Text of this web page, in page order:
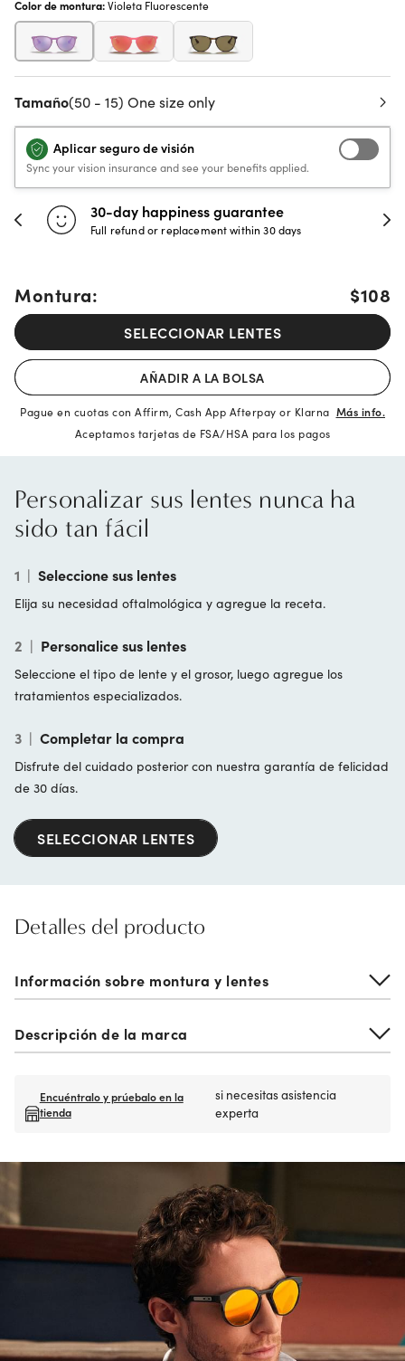
Color de montura:Violeta Fluorescente
Tamaño(50 - 15) One size only
Aplicar seguro de visión
Sync your vision insurance and see your benefits applied.
30-day happiness guarantee
Full refund or replacement within 30 days
Montura: $108
SELECCIONAR LENTES
AÑADIR A LA BOLSA
Pague en cuotas con Affirm, Cash App Afterpay or Klarna Más info.
Aceptamos tarjetas de FSA/HSA para los pagos
Personalizar sus lentes nunca ha
sido tan fácil
1 | Seleccione sus lentes
Elija su necesidad oftalmológica y agregue la receta.
2 | Personalice sus lentes
Seleccione el tipo de lente y el grosor, luego agregue los
tratamientos especializados.
3 | Completar la compra
Disfrute del cuidado posterior con nuestra garantía de felicidad
de 30 días.
SELECCIONAR LENTES
Detalles del producto
Información sobre montura y lentes
Descripción de la marca
Encuéntralo y prúebalo en la
tienda
si necesitas asistencia
experta